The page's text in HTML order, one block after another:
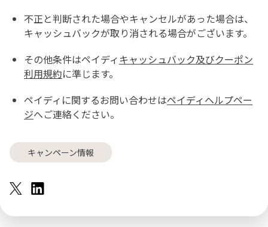
不正と判断された場合やキャンセルがあった場合は、
キャッシュバックが取り消される場合がございます。
その他条件はペイディキャッシュバック及びクーポン
利用規約に準じます。
ペイディに関するお問い合わせはペイディヘルプペー
ジへご連絡ください。
キャンペーン情報